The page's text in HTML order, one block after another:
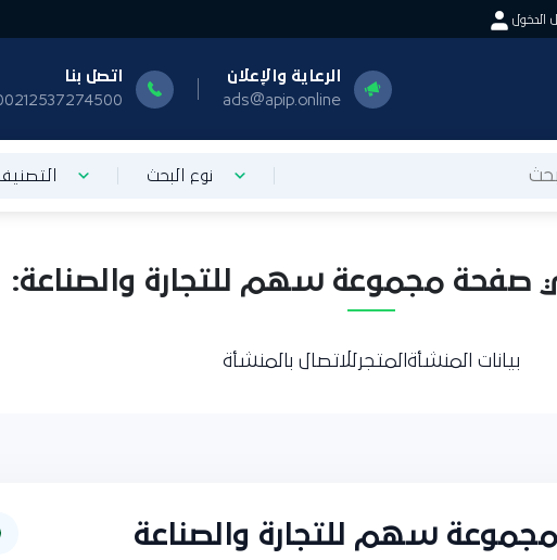
الرعاية والإعلان
ads@apip.online
اتصل بنا
00212537274500
نوع البحث التصنيف
صفحة مجموعة سهم للتجارة والصناعة:
بيانات المنشأة المتجرللاتصال بالمنشأة
مجموعة سهم للتجارة والصناعة